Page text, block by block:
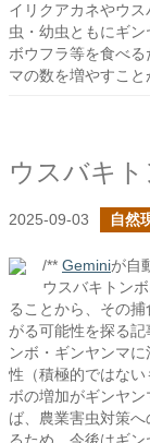
イリクアカネやウ
虫・幼虫ともにギ
ボウフラ等を食べ
マの数を増やすこと
2025-09-03 自然
/** Geminiが自
ウスバキトン
ることから、その
がる可能性を探る
ンボ・ギンヤンマ
性（積極的ではな
ボの増加がギンヤ
ば、農業害虫対策